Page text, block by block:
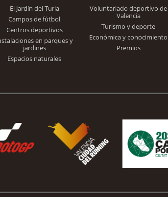
El Jardín del Turia
Campos de fútbol
Centros deportivos
en parques y
jardines
Espacios naturales
Voluntariado deportivo de
Valencia
Turismo y deporte
Económica y conocimiento
Premios